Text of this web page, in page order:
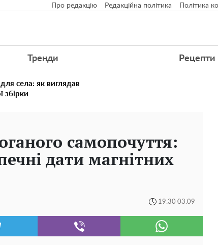
Про редакцію Редакційна політика Політика
Тренди Рецепти
села: як виглядав
збірки
самопочуття:
дати магнітних
19:30 03.09